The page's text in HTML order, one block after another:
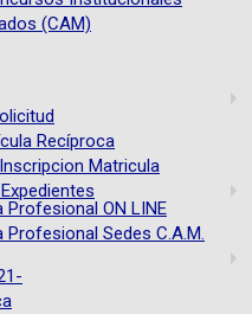
(CAM)
Recíproca
Matricula
Profesional ON LINE
Profesional Sedes C.A.M.